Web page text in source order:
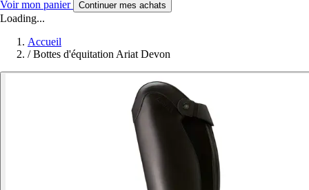
Voir mon panier Continuer mes achats
Loading...
Accueil
/ Bottes d'équitation Ariat Devon